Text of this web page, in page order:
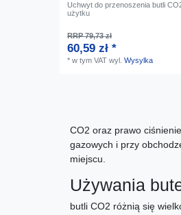
Uchwyt do przenoszenia butli
użytku
RRP 79,73 zł
60,59 zł *
*w tym VAT wyl.Wysylka
CO2 oraz prawo
gazowych i przy
miejscu.
Używania
butli CO2 różnią się